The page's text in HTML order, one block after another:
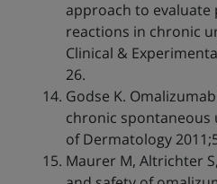
approach to evaluate
reactions in chronic
Clinical &
26.
Godse K.
chronic spontaneous
of Dermatology
Maurer M, Altrichter